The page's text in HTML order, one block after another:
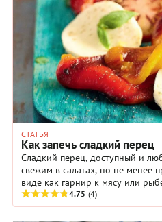
СТАТЬЯ
Как запечь сладкий перец
Сладкий перец, доступный и
свежим в салатах, но не менее
виде как гарнир к мясу или
этой роли, нужно пройти ...
4.75 (4)